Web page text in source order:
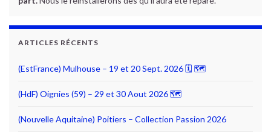
ARTICLES RÉCENTS
(EstFrance) Mulhouse – 19 et 20 Sept. 2026 🗓 🗺
(HdF) Oignies (59) – 29 et 30 Aout 2026 🗺
(Nouvelle Aquitaine) Poitiers – Collection Passion 2026